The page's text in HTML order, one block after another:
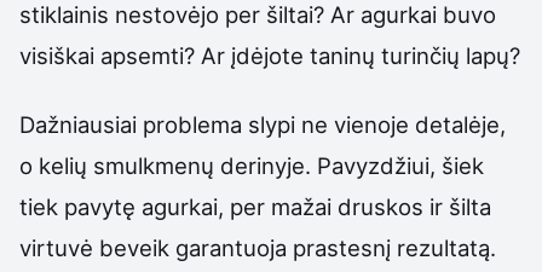
stiklainis nestovėjo per šiltai? Ar agurkai buvo
visiškai apsemti? Ar įdėjote taninų turinčių lapų?
Dažniausiai problema slypi ne vienoje detalėje,
o kelių smulkmenų derinyje. Pavyzdžiui, šiek
tiek pavytę agurkai, per mažai druskos ir šilta
virtuvė beveik garantuoja prastesnį rezultatą.